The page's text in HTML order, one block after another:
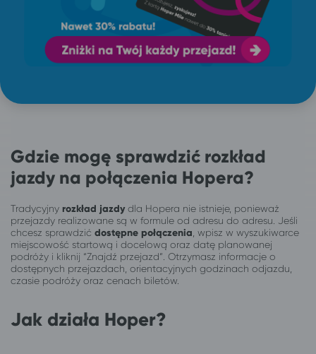
Gdzie mogę sprawdzić rozkład
jazdy na połączenia Hopera?
Tradycyjny rozkład jazdydla Hopera nie istnieje, ponieważ
przejazdy realizowane są w formule od adresu do adresu. Jeśli
chcesz sprawdzić dostępne połączenia , wpisz w wyszukiwarce
miejscowość startową i docelową oraz datę planowanej
podróży i kliknij “Znajdź przejazd”. Otrzymasz informacje o
dostępnych przejazdach, orientacyjnych godzinach odjazdu,
czasie podróży oraz cenach biletów.
Jak działa Hoper?